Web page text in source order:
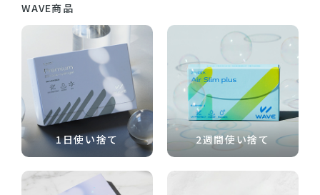
WAVE商品
1日使い捨て 2週間使い捨て